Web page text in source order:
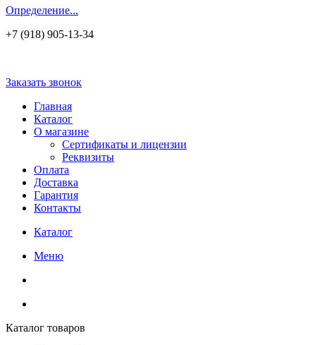
Определение...
+7 (918) 905-13-34
Заказать звонок
Главная
Каталог
О магазине
Сертификаты и лицензии
Реквизиты
Оплата
Доставка
Гарантия
Контакты
Каталог
Меню
Каталог товаров